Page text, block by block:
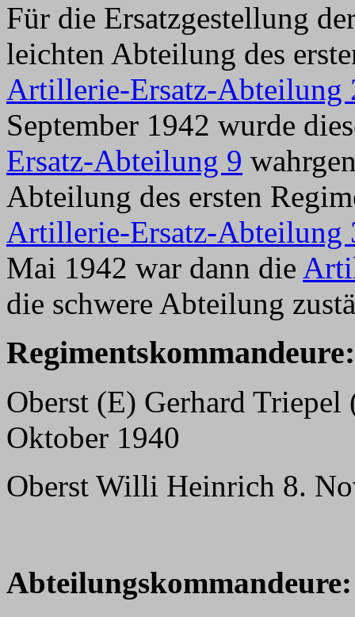
Für die Ersatzgestellung
leichten Abteilung des
Artillerie-Ersatz-Abteilung
September 1942 wurde
Ersatz-Abteilung 9
Abteilung des ersten
Artillerie-Ersatz-Abteilung
Mai 1942 war dann die
die schwere Abteilung
Regimentskommandeure:
Oberst (E) Gerhard
Oktober 1940
Oberst Willi Heinrich 8.
Abteilungskommandeure: